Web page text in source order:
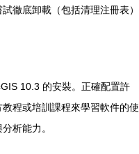
徹底卸載（包括清理注冊表）
10.3 的安裝。正確配置許
程或培訓課程來學習軟件的使
析能力。